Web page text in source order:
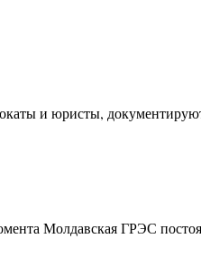
и юристы,
Молдавская ГРЭС